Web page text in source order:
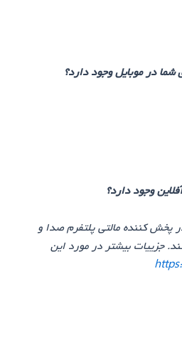
در موبایل وجود دارد؟
وجود دارد؟
پخش کننده مالتی پلتفرم صدا و
جزییات بیشتر در مورد این